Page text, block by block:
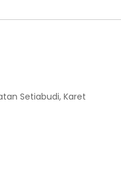
Setiabudi, Karet